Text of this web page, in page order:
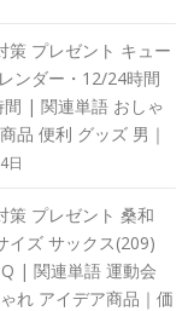
策 プレゼント キュー
ンダー・12/24時間
| 関連単語 おしゃ
品 便利 グッズ 男｜
日
策 プレゼント 桑和
イズ サックス(209)
| 関連単語 運動会
れ アイデア商品｜価